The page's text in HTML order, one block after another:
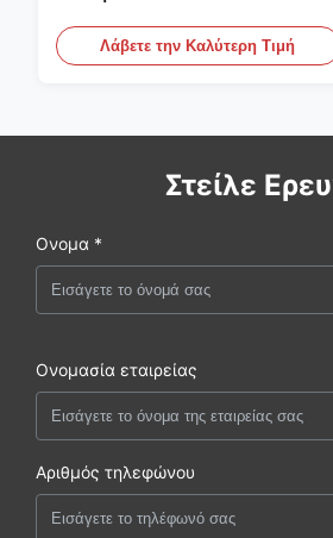
του ISO που εμποτίζει την
αντλία
Λάβετε την Καλύτερη Τιμή
Στείλε
Ονομα *
Ονομασία εταιρείας
Αριθμός τηλεφώνου